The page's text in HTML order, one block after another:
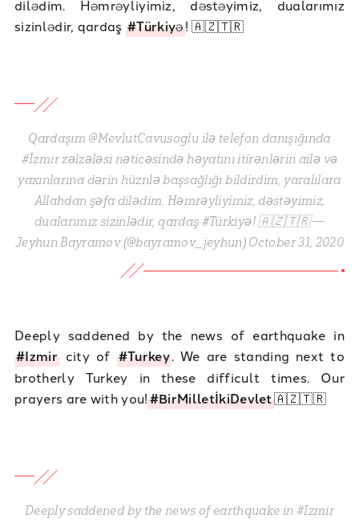
dilədim. Həmrəyliyimiz, dəstəyimiz, dualarımız
sizinlədir, qardaş#Türkiyə! 🇦🇿🇹🇷
Qardaşım @MevlutCavusoglu ilə telefon danışığında
#İzmir zəlzələsi nəticəsində həyatını itirənlərin ailə və
yaxınlarına dərin hüznlə başsağlığı bildirdim, yaralılara
Allahdan şəfa dilədim. Həmrəyliyimiz, dəstəyimiz,
dualarımız sizinlədir, qardaş #Türkiyə! 🇦🇿🇹🇷—
Jeyhun Bayramov (@bayramov_jeyhun) October 31, 2020
Deeply saddened by the news of earthquake in
#Izmircity of #Turkey. We are standing next to
brotherly Turkey in these difficult times. Our
prayers are with you!#BirMilletİkiDevlet🇦🇿🇹🇷
Deeply saddened by the news of earthquake in #Izmir